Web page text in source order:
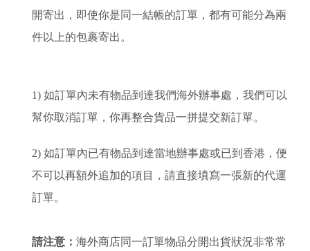
開寄出，即使你是同一結帳的訂單，都有可能分為兩
件以上的包裹寄出。
1) 如訂單內未有物品到達我們海外辦事處，我們可以
幫你取消訂單，你再整合貨品一拼提交新訂單。
2) 如訂單內已有物品到達當地辦事處或已到香港，便
不可以再額外追加的項目，請直接填寫一張新的代運
訂單。
請注意： 海外商店同一訂單物品分開出貨狀況非常常